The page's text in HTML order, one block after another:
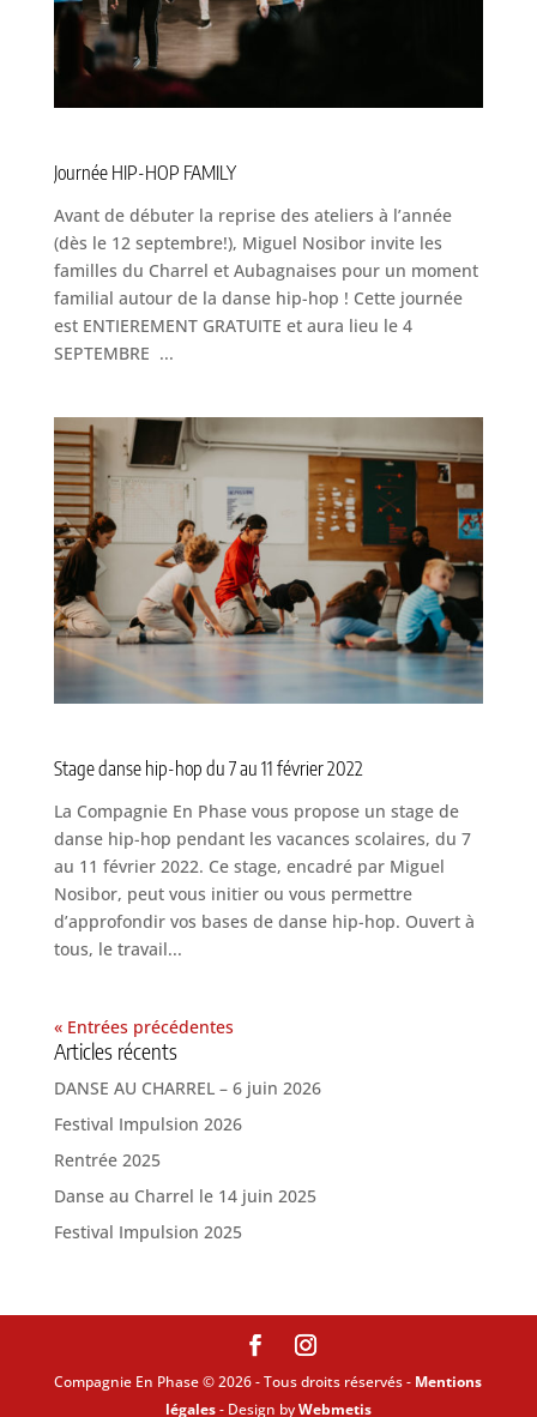
Journée HIP-HOP FAMILY
Avant de débuter la reprise des ateliers à l’année
(dès le 12 septembre!), Miguel Nosibor invite les
familles du Charrel et Aubagnaises pour un moment
familial autour de la danse hip-hop ! Cette journée
est ENTIEREMENT GRATUITE et aura lieu le 4
SEPTEMBRE ...
Stage danse hip-hop du 7 au 11 février 2022
La Compagnie En Phase vous propose un stage de
danse hip-hop pendant les vacances scolaires, du 7
au 11 février 2022. Ce stage, encadré par Miguel
Nosibor, peut vous initier ou vous permettre
d’approfondir vos bases de danse hip-hop. Ouvert à
tous, le travail...
« Entrées précédentes
Articles récents
DANSE AU CHARREL – 6 juin 2026
Festival Impulsion 2026
Rentrée 2025
Danse au Charrel le 14 juin 2025
Festival Impulsion 2025
Compagnie En Phase © 2026 - Tous droits réservés - Mentions
légales- Design byWebmetis